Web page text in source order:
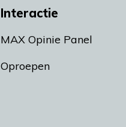
Interactie
MAX Opinie Panel
Oproepen